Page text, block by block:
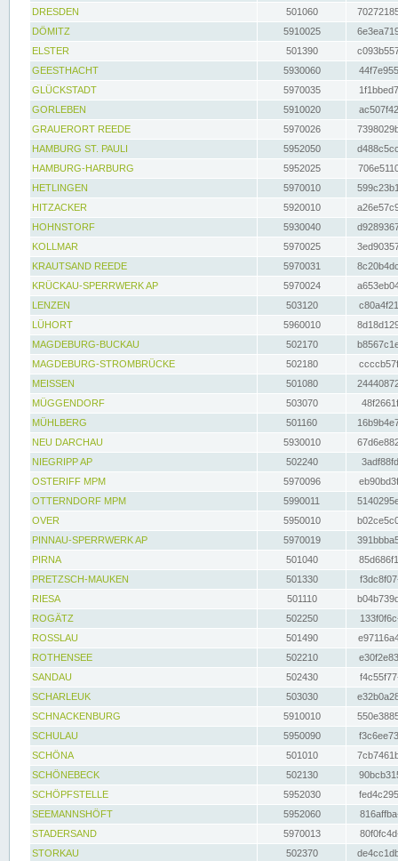
DRESDEN
501060
DÖMITZ
5910025
ELSTER
501390
GEESTHACHT
5930060
GLÜCKSTADT
5970035
GORLEBEN
5910020
GRAUERORT REEDE
5970026
HAMBURG ST. PAULI
5952050
HAMBURG-HARBURG
5952025
HETLINGEN
5970010
HITZACKER
5920010
HOHNSTORF
5930040
KOLLMAR
5970025
KRAUTSAND REEDE
5970031
KRÜCKAU-SPERRWERK AP
5970024
LENZEN
503120
LÜHORT
5960010
MAGDEBURG-BUCKAU
502170
MAGDEBURG-STROMBRÜCKE
502180
MEISSEN
501080
MÜGGENDORF
503070
MÜHLBERG
501160
NEU DARCHAU
5930010
NIEGRIPP AP
502240
OSTERIFF MPM
5970096
OTTERNDORF MPM
5990011
OVER
5950010
PINNAU-SPERRWERK AP
5970019
PIRNA
501040
PRETZSCH-MAUKEN
501330
RIESA
501110
ROGÄTZ
502250
ROSSLAU
501490
ROTHENSEE
502210
SANDAU
502430
SCHARLEUK
503030
SCHNACKENBURG
5910010
SCHULAU
5950090
SCHÖNA
501010
SCHÖNEBECK
502130
SCHÖPFSTELLE
5952030
SEEMANNSHÖFT
5952060
STADERSAND
5970013
STORKAU
502370